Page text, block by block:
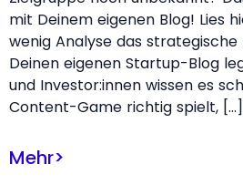
mit Deinem eigenen Blog! Lies
wenig Analyse das
Deinen eigenen Startup-Blog
und Investor:innen wissen es
Content-Game richtig spielt, […]
Mehr>